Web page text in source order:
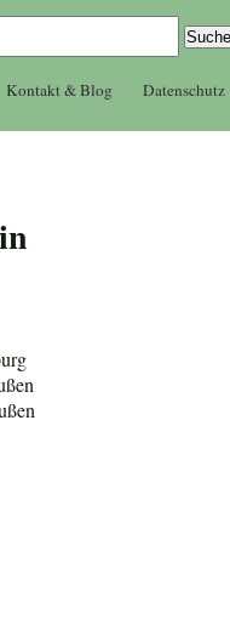
Kontakt & Blog Datenschutz